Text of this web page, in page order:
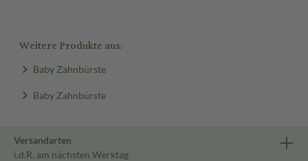
Weitere Produkte aus:
Baby Zahnbürste
Baby Zahnbürste
Versandarten
i.d.R. am nächsten Werktag